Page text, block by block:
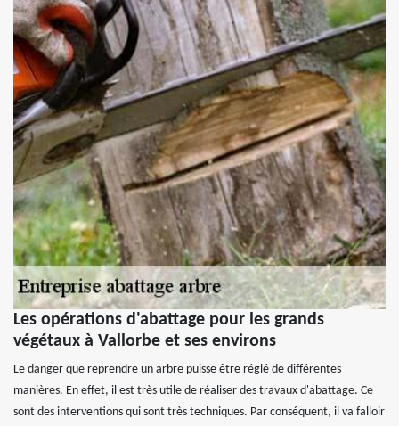
Les opérations d'abattage pour les grands
végétaux à Vallorbe et ses environs
Le danger que reprendre un arbre puisse être réglé de différentes
manières. En effet, il est très utile de réaliser des travaux d'abattage. Ce
sont des interventions qui sont très techniques. Par conséquent, il va falloir